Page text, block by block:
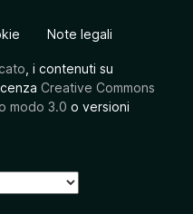
Note legali
, i contenuti su
Creative Commons
modo 3.0 o versioni